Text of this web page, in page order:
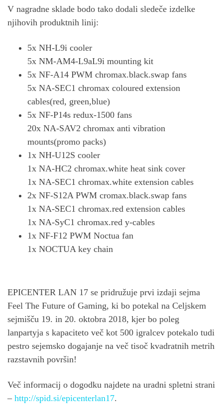
V nagradne sklade bodo tako dodali sledeče izdelke
njihovih produktnih linij:
5x NH-L9i cooler
5x NM-AM4-L9aL9i mounting kit
5x NF-A14 PWM chromax.black.swap fans
5x NA-SEC1 chromax coloured extension
cables(red, green,blue)
5x NF-P14s redux-1500 fans
20x NA-SAV2 chromax anti vibration
mounts(promo packs)
1x NH-U12S cooler
1x NA-HC2 chromax.white heat sink cover
1x NA-SEC1 chromax.white extension cables
2x NF-S12A PWM cromax.black.swap fans
1x NA-SEC1 chromax.red extension cables
1x NA-SyC1 chromax.red y-cables
1x NF-F12 PWM Noctua fan
1x NOCTUA key chain
EPICENTER LAN 17 se pridružuje prvi izdaji sejma
Feel The Future of Gaming, ki bo potekal na Celjskem
sejmišču 19. in 20. oktobra 2018, kjer bo poleg
lanpartyja s kapaciteto več kot 500 igralcev potekalo tudi
pestro sejemsko dogajanje na več tisoč kvadratnih metrih
razstavnih površin!
Več informacij o dogodku najdete na uradni spletni strani
– http://spid.si/epicenterlan17.